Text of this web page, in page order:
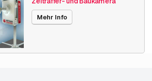
Mehr Info